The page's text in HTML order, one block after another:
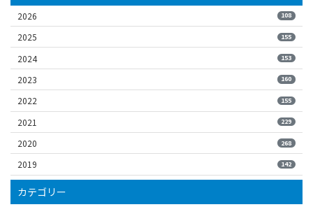
2026 108
2025 155
2024 153
2023 160
2022 155
2021 229
2020 268
2019 142
カテゴリー